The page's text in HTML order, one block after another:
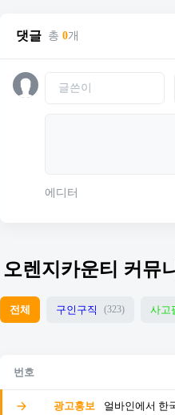
댓글 총 0개
에디터
오렌지카운티 커뮤
전체 구인구직 (323) 사고
번호
광고홍보 얼바인에서 한